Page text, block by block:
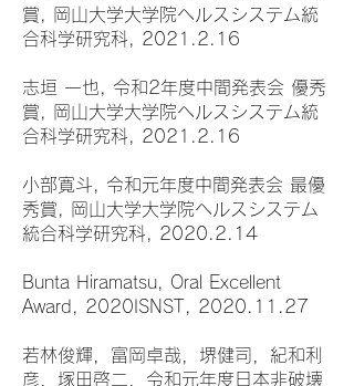
賞, 岡山大学大学院ヘルスシステム統
合科学研究科, 2021.2.16
志垣 一也, 令和2年度中間発表会 優秀
賞, 岡山大学大学院ヘルスシステム統
合科学研究科, 2021.2.16
小部寛斗, 令和元年度中間発表会 最優
秀賞, 岡山大学大学院ヘルスシステム
統合科学研究科, 2020.2.14
Bunta Hiramatsu, Oral Excellent
Award, 2020ISNST, 2020.11.27
若林俊輝，富岡卓哉，堺健司，紀和利
彦，塚田啓二，令和元年度日本非破壊